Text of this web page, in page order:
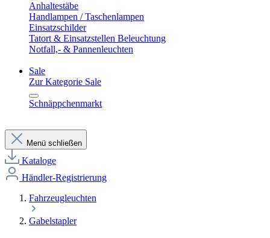
Anhaltestäbe
Handlampen / Taschenlampen
Einsatzschilder
Tatort & Einsatzstellen Beleuchtung
Notfall,- & Pannenleuchten
Sale
Zur Kategorie Sale
Schnäppchenmarkt
Menü schließen
Kataloge
Händler-Registrierung
Fahrzeugleuchten
Gabelstapler